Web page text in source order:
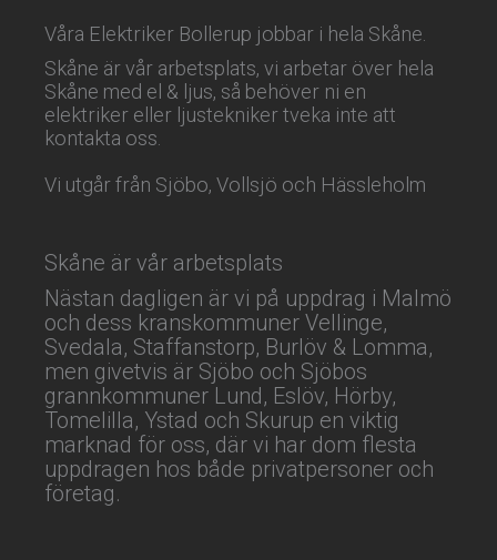
Våra Elektriker Bollerup jobbar i hela Skåne.
Skåne är vår arbetsplats, vi arbetar över hela
Skåne med el & ljus, så behöver ni en
elektriker eller ljustekniker tveka inte att
kontakta oss.
Vi utgår från Sjöbo, Vollsjö och Hässleholm
Skåne är vår arbetsplats
Nästan dagligen är vi på uppdrag i Malmö
och dess kranskommuner Vellinge,
Svedala, Staffanstorp, Burlöv & Lomma,
men givetvis är Sjöbo och Sjöbos
grannkommuner Lund, Eslöv, Hörby,
Tomelilla, Ystad och Skurup en viktig
marknad för oss, där vi har dom flesta
uppdragen hos både privatpersoner och
företag.